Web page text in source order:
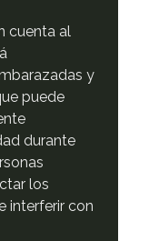
cuenta al
y
puede
durante
los
interferir con